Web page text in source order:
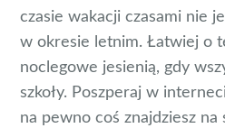
czasie wakacji czasami nie
w okresie letnim. Łatwiej o
noclegowe jesienią, gdy
szkoły. Poszperaj w
na pewno coś znajdziesz